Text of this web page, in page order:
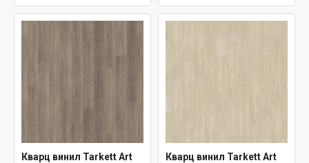
Кварц винил Tarkett Art
Кварц винил Tarkett Art